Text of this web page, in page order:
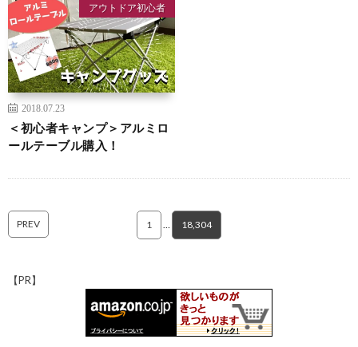
アウトドア初心者
2018.07.23
＜初心者キャンプ＞アルミロ
ールテーブル購入！
PREV 1 18,304
【PR】